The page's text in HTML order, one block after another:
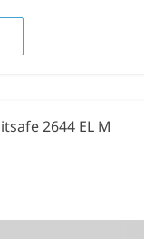
2644 EL M